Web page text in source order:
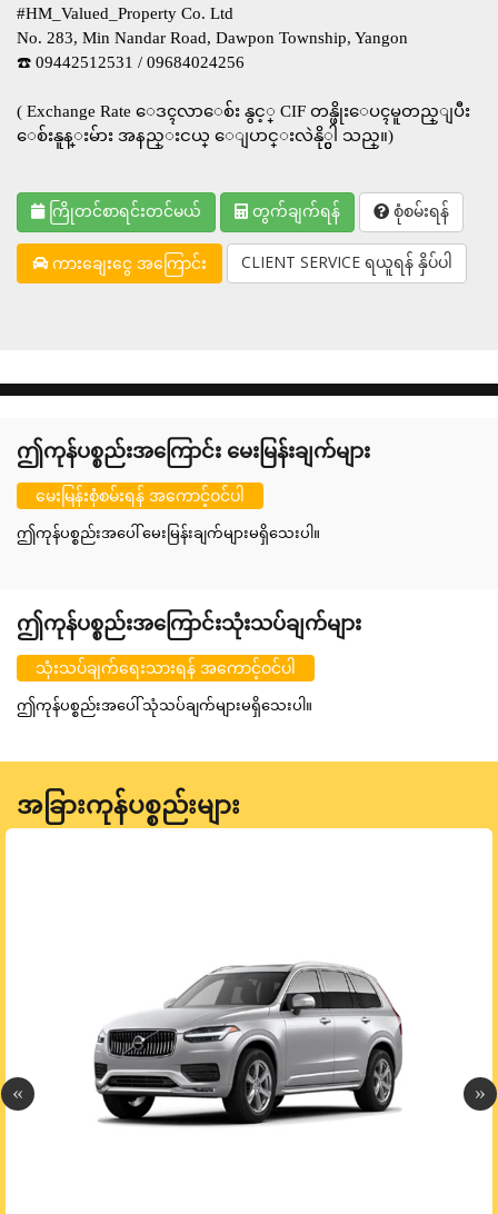
#HM_Valued_Property Co. Ltd
No. 283, Min Nandar Road, Dawpon Township, Yangon
☎️ 09442512531 / 09684024256
( Exchange Rate ေဒၚလာေစ်း နွင့္ CIF တန္ဖိုးေပၚမူတည္ျပီး
ေစ်းနူန္းမ်ား အနည္းငယ္ ေျပာင္းလဲနို္င္ပါ သည္။)
ကြိုတင်စာရင်းတင်မယ် တွက်ချက်ရန် စုံစမ်းရန်
ကားချေးငွေ အကြောင်း CLIENT SERVICE ရယူရန် နှိပ်ပါ
ဤကုန်ပစ္စည်းအကြောင်း မေးမြန်းချက်များ
မေးမြန်းစုံစမ်းရန် အကောင့်ဝင်ပါ
ဤကုန်ပစ္စည်းအပေါ် မေးမြန်းချက်များမရှိသေးပါ။
ဤကုန်ပစ္စည်းအကြောင်းသုံးသပ်ချက်များ
သုံးသပ်ချက်ရေးသားရန် အကောင့်ဝင်ပါ
ဤကုန်ပစ္စည်းအပေါ် သုံသပ်ချက်များမရှိသေးပါ။
အခြားကုန်ပစ္စည်းများ